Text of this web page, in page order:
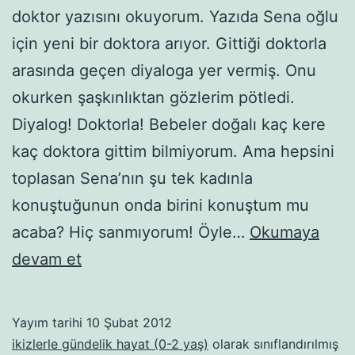
doktor yazısını okuyorum. Yazıda Sena oğlu
için yeni bir doktora arıyor. Gittiği doktorla
arasında geçen diyaloga yer vermiş. Onu
okurken şaşkınlıktan gözlerim pötledi.
Diyalog! Doktorla! Bebeler doğalı kaç kere
kaç doktora gittim bilmiyorum. Ama hepsini
toplasan Sena’nın şu tek kadınla
konuştuğunun onda birini konuştum mu
acaba? Hiç sanmıyorum! Öyle… Okumaya
devam etAman
gülüm
Yayım tarihi 10 Şubat 2012
ikizlerle gündelik hayat (0-2 yaş) olarak sınıflandırılmış